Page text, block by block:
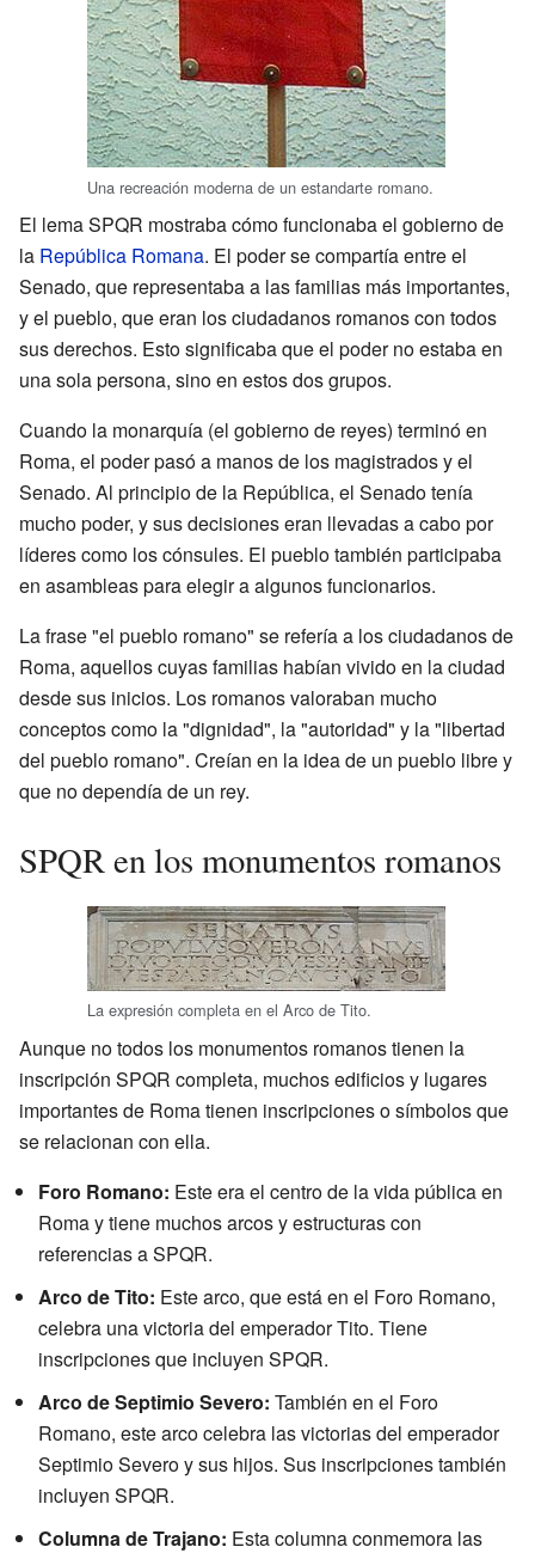
Una recreación moderna de un estandarte romano.
El lema SPQR mostraba cómo funcionaba el gobierno de
la República Romana. El poder se compartía entre el
Senado, que representaba a las familias más importantes,
y el pueblo, que eran los ciudadanos romanos con todos
sus derechos. Esto significaba que el poder no estaba en
una sola persona, sino en estos dos grupos.
Cuando la monarquía (el gobierno de reyes) terminó en
Roma, el poder pasó a manos de los magistrados y el
Senado. Al principio de la República, el Senado tenía
mucho poder, y sus decisiones eran llevadas a cabo por
líderes como los cónsules. El pueblo también participaba
en asambleas para elegir a algunos funcionarios.
La frase "el pueblo romano" se refería a los ciudadanos de
Roma, aquellos cuyas familias habían vivido en la ciudad
desde sus inicios. Los romanos valoraban mucho
conceptos como la "dignidad", la "autoridad" y la "libertad
del pueblo romano". Creían en la idea de un pueblo libre y
que no dependía de un rey.
SPQR en los monumentos romanos
La expresión completa en el Arco de Tito.
Aunque no todos los monumentos romanos tienen la
inscripción SPQR completa, muchos edificios y lugares
importantes de Roma tienen inscripciones o símbolos que
se relacionan con ella.
Foro Romano: Este era el centro de la vida pública en
Roma y tiene muchos arcos y estructuras con
referencias a SPQR.
Arco de Tito: Este arco, que está en el Foro Romano,
celebra una victoria del emperador Tito. Tiene
inscripciones que incluyen SPQR.
Arco de Septimio Severo: También en el Foro
Romano, este arco celebra las victorias del emperador
Septimio Severo y sus hijos. Sus inscripciones también
incluyen SPQR.
Columna de Trajano: Esta columna conmemora las